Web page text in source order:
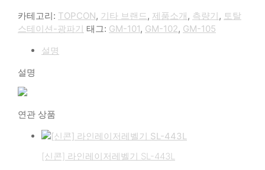
카테고리: TOPCON, 기타 브랜드, 제품소개, 측량기, 토탈
스테이션-광파기 태그: GM-101, GM-102, GM-105
설명
설명
연관 상품
[신콘] 라인레이저레벨기 SL-443L